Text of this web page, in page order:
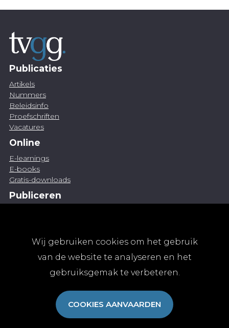
Wij gebruiken cookies om het gebruik
van de website te analyseren en het
gebruiksgemak te verbeteren.
COOKIES AANVAARDEN
Publicaties
Artikels
Nummers
Beleidsinfo
Proefschriften
Vacatures
Online
E-learnings
E-books
Gratis-downloads
Publiceren
Abonnementen
Algemene abonnementsvoorwaarden